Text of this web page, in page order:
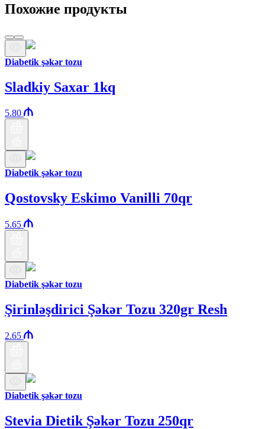
Похожие продукты
Diabetik şəkər tozu
Sladkiy Saxar 1kq
5.80
Diabetik şəkər tozu
Qostovsky Eskimo Vanilli 70qr
5.65
Diabetik şəkər tozu
Şirinləşdirici Şəkər Tozu 320gr Resh
2.65
Diabetik şəkər tozu
Stevia Dietik Şəkər Tozu 250qr